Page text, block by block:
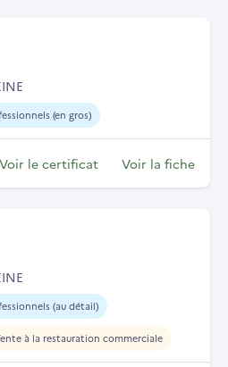
(en gros)
Voir le certificat Voir la fiche
(au détail)
à la restauration commerciale